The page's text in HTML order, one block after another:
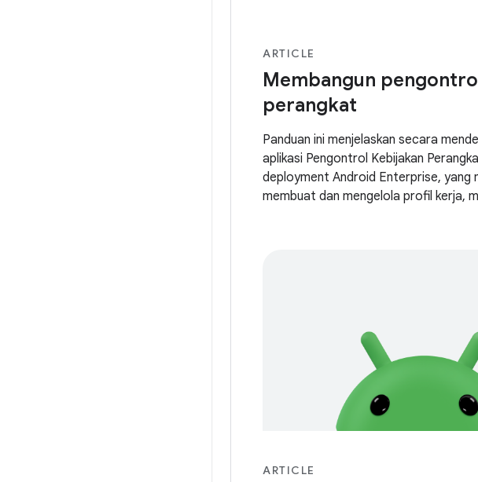
ARTICLE
Membangun
perangkat
Panduan ini menjelaskan secara
aplikasi Pengontrol Kebijakan
deployment Android Enterprise, yang
membuat dan mengelola profil kerja,
ARTICLE